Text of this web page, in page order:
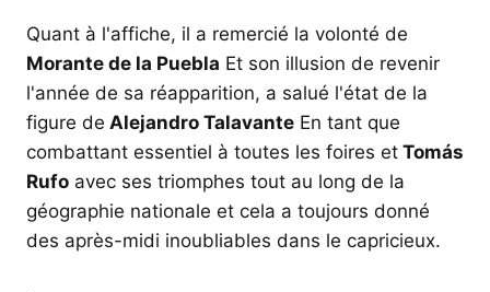
Quant à l'affiche, il a remercié la volonté de
Morante de la Puebla Et son illusion de revenir
l'année de sa réapparition, a salué l'état de la
figure de Alejandro Talavante En tant que
combattant essentiel à toutes les foires et Tomás
Rufo avec ses triomphes tout au long de la
géographie nationale et cela a toujours donné
des après-midi inoubliables dans le capricieux.